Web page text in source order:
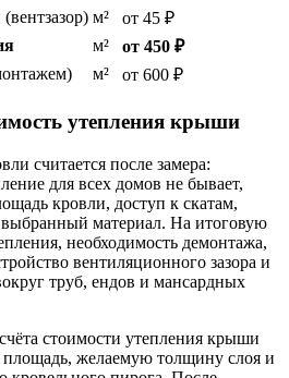
м²
от 45 ₽
м²
от 450 ₽
м² от 600 ₽
утепления крыши
считается после замера:
для всех домов не бывает,
кровли, доступ к скатам,
выбранный материал. На итоговую
необходимость демонтажа,
вентиляционного зазора и
труб, ендов и мансардных
стоимости утепления крыши
желаемую толщину слоя и